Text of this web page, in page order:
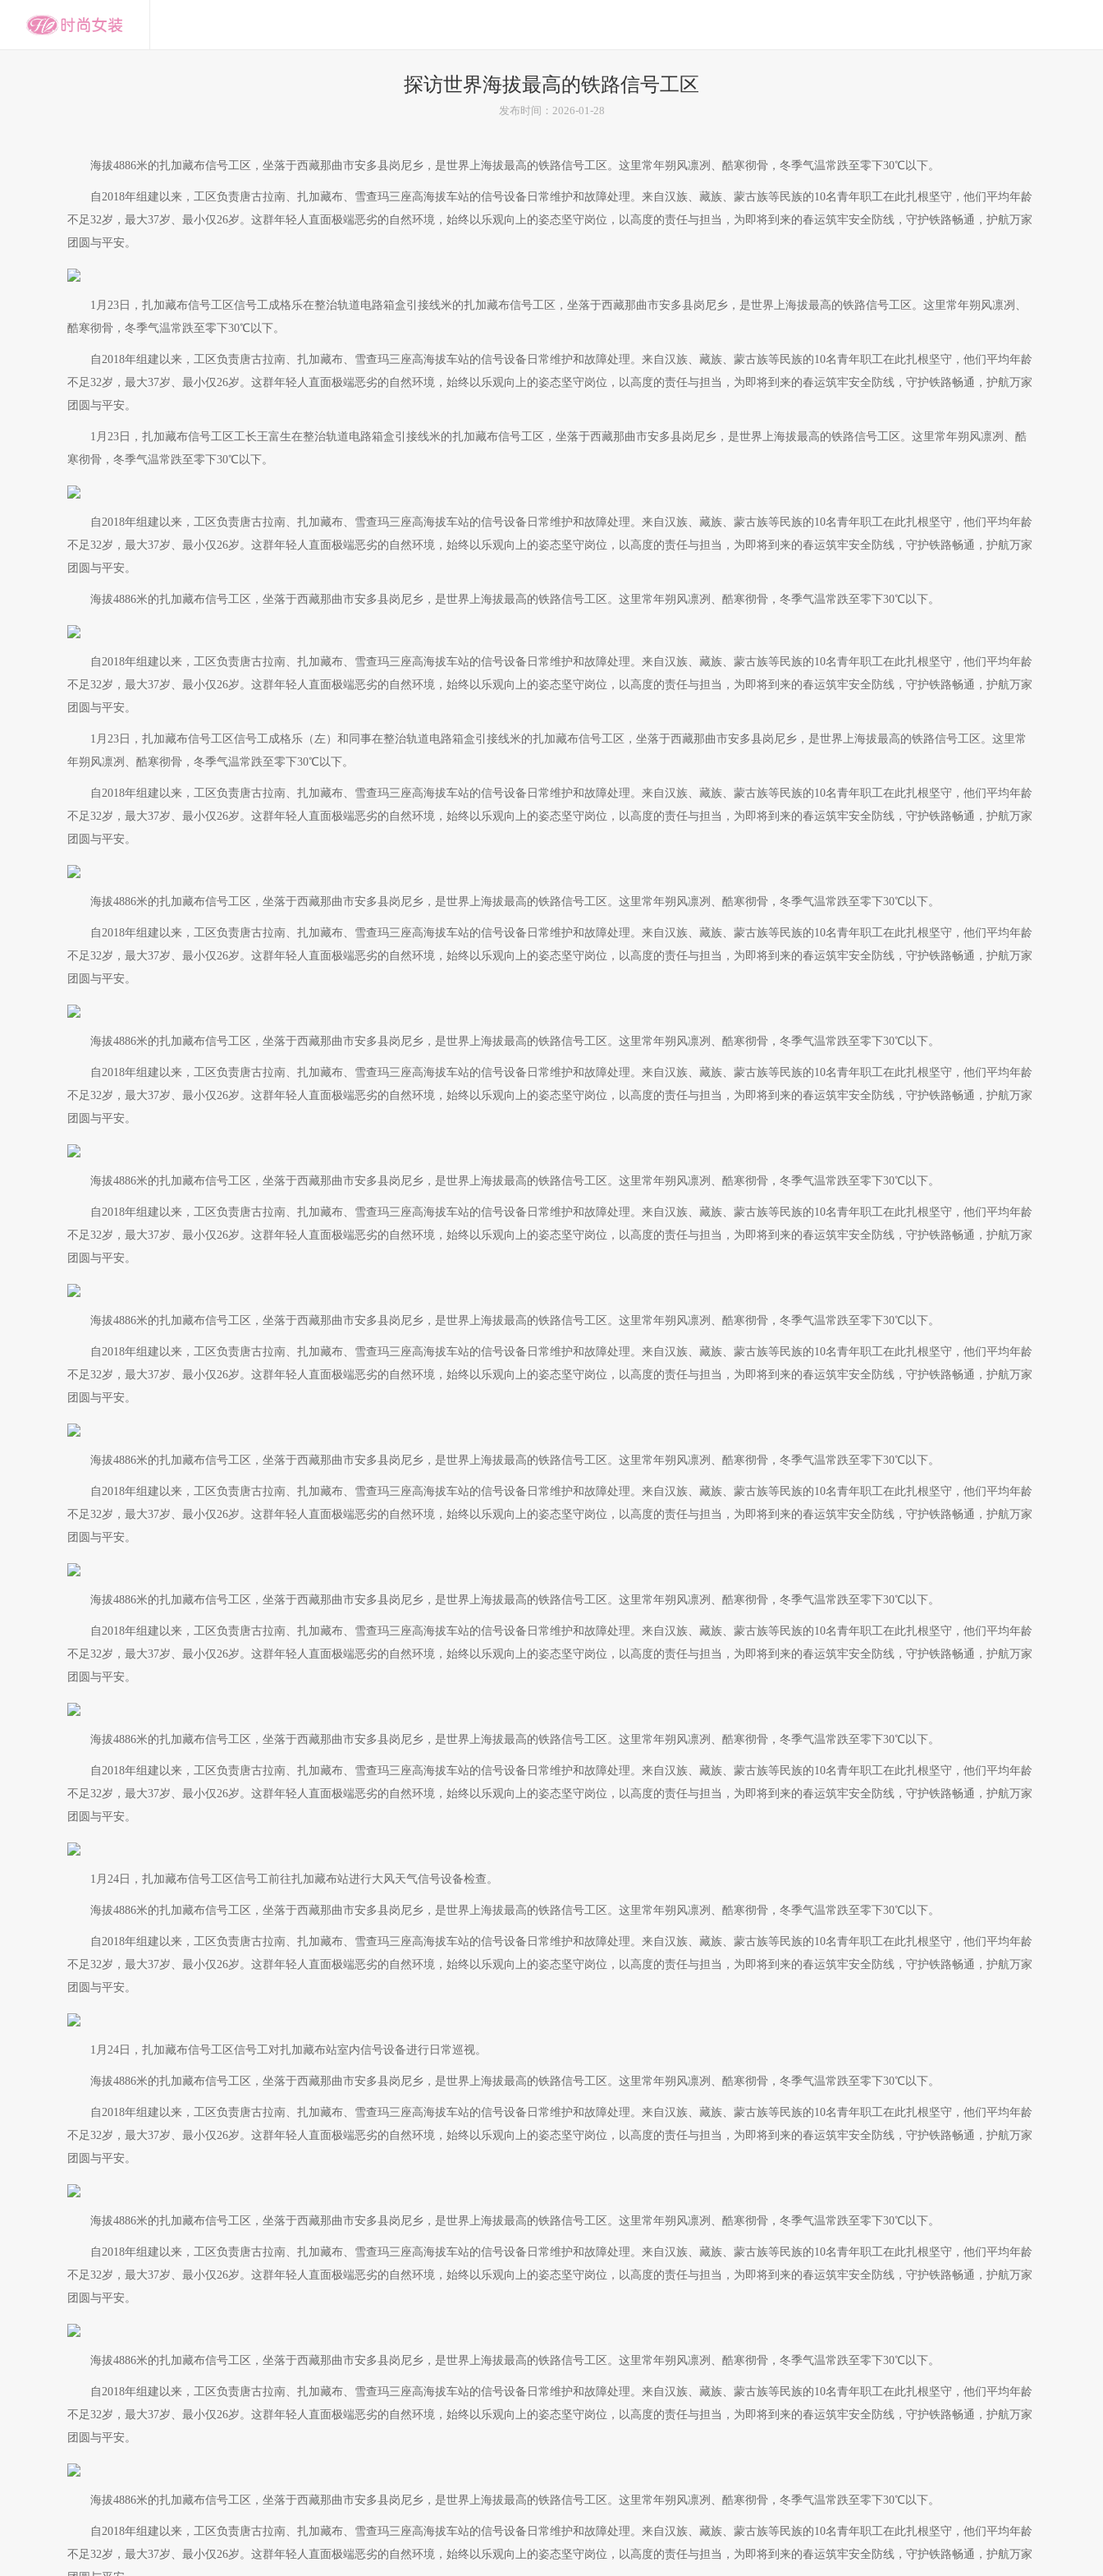
探访世界海拔最高的铁路信号工区
发布时间：2026-01-28
海拔4886米的扎加藏布信号工区，坐落于西藏那曲市安多县岗尼乡，是世界上海拔最高的铁路信号工区。这里常年朔风凛冽、酷寒彻骨，冬季气温常跌至零下30℃以下。
自2018年组建以来，工区负责唐古拉南、扎加藏布、雪查玛三座高海拔车站的信号设备日常维护和故障处理。来自汉族、藏族、蒙古族等民族的10名青年职工在此扎根坚守，他们平均年龄
不足32岁，最大37岁、最小仅26岁。这群年轻人直面极端恶劣的自然环境，始终以乐观向上的姿态坚守岗位，以高度的责任与担当，为即将到来的春运筑牢安全防线，守护铁路畅通，护航万家
团圆与平安。
1月23日，扎加藏布信号工区信号工成格乐在整治轨道电路箱盒引接线米的扎加藏布信号工区，坐落于西藏那曲市安多县岗尼乡，是世界上海拔最高的铁路信号工区。这里常年朔风凛冽、
酷寒彻骨，冬季气温常跌至零下30℃以下。
自2018年组建以来，工区负责唐古拉南、扎加藏布、雪查玛三座高海拔车站的信号设备日常维护和故障处理。来自汉族、藏族、蒙古族等民族的10名青年职工在此扎根坚守，他们平均年龄
不足32岁，最大37岁、最小仅26岁。这群年轻人直面极端恶劣的自然环境，始终以乐观向上的姿态坚守岗位，以高度的责任与担当，为即将到来的春运筑牢安全防线，守护铁路畅通，护航万家
团圆与平安。
1月23日，扎加藏布信号工区工长王富生在整治轨道电路箱盒引接线米的扎加藏布信号工区，坐落于西藏那曲市安多县岗尼乡，是世界上海拔最高的铁路信号工区。这里常年朔风凛冽、酷
寒彻骨，冬季气温常跌至零下30℃以下。
自2018年组建以来，工区负责唐古拉南、扎加藏布、雪查玛三座高海拔车站的信号设备日常维护和故障处理。来自汉族、藏族、蒙古族等民族的10名青年职工在此扎根坚守，他们平均年龄
不足32岁，最大37岁、最小仅26岁。这群年轻人直面极端恶劣的自然环境，始终以乐观向上的姿态坚守岗位，以高度的责任与担当，为即将到来的春运筑牢安全防线，守护铁路畅通，护航万家
团圆与平安。
海拔4886米的扎加藏布信号工区，坐落于西藏那曲市安多县岗尼乡，是世界上海拔最高的铁路信号工区。这里常年朔风凛冽、酷寒彻骨，冬季气温常跌至零下30℃以下。
自2018年组建以来，工区负责唐古拉南、扎加藏布、雪查玛三座高海拔车站的信号设备日常维护和故障处理。来自汉族、藏族、蒙古族等民族的10名青年职工在此扎根坚守，他们平均年龄
不足32岁，最大37岁、最小仅26岁。这群年轻人直面极端恶劣的自然环境，始终以乐观向上的姿态坚守岗位，以高度的责任与担当，为即将到来的春运筑牢安全防线，守护铁路畅通，护航万家
团圆与平安。
1月23日，扎加藏布信号工区信号工成格乐（左）和同事在整治轨道电路箱盒引接线米的扎加藏布信号工区，坐落于西藏那曲市安多县岗尼乡，是世界上海拔最高的铁路信号工区。这里常
年朔风凛冽、酷寒彻骨，冬季气温常跌至零下30℃以下。
自2018年组建以来，工区负责唐古拉南、扎加藏布、雪查玛三座高海拔车站的信号设备日常维护和故障处理。来自汉族、藏族、蒙古族等民族的10名青年职工在此扎根坚守，他们平均年龄
不足32岁，最大37岁、最小仅26岁。这群年轻人直面极端恶劣的自然环境，始终以乐观向上的姿态坚守岗位，以高度的责任与担当，为即将到来的春运筑牢安全防线，守护铁路畅通，护航万家
团圆与平安。
海拔4886米的扎加藏布信号工区，坐落于西藏那曲市安多县岗尼乡，是世界上海拔最高的铁路信号工区。这里常年朔风凛冽、酷寒彻骨，冬季气温常跌至零下30℃以下。
自2018年组建以来，工区负责唐古拉南、扎加藏布、雪查玛三座高海拔车站的信号设备日常维护和故障处理。来自汉族、藏族、蒙古族等民族的10名青年职工在此扎根坚守，他们平均年龄
不足32岁，最大37岁、最小仅26岁。这群年轻人直面极端恶劣的自然环境，始终以乐观向上的姿态坚守岗位，以高度的责任与担当，为即将到来的春运筑牢安全防线，守护铁路畅通，护航万家
团圆与平安。
海拔4886米的扎加藏布信号工区，坐落于西藏那曲市安多县岗尼乡，是世界上海拔最高的铁路信号工区。这里常年朔风凛冽、酷寒彻骨，冬季气温常跌至零下30℃以下。
自2018年组建以来，工区负责唐古拉南、扎加藏布、雪查玛三座高海拔车站的信号设备日常维护和故障处理。来自汉族、藏族、蒙古族等民族的10名青年职工在此扎根坚守，他们平均年龄
不足32岁，最大37岁、最小仅26岁。这群年轻人直面极端恶劣的自然环境，始终以乐观向上的姿态坚守岗位，以高度的责任与担当，为即将到来的春运筑牢安全防线，守护铁路畅通，护航万家
团圆与平安。
海拔4886米的扎加藏布信号工区，坐落于西藏那曲市安多县岗尼乡，是世界上海拔最高的铁路信号工区。这里常年朔风凛冽、酷寒彻骨，冬季气温常跌至零下30℃以下。
自2018年组建以来，工区负责唐古拉南、扎加藏布、雪查玛三座高海拔车站的信号设备日常维护和故障处理。来自汉族、藏族、蒙古族等民族的10名青年职工在此扎根坚守，他们平均年龄
不足32岁，最大37岁、最小仅26岁。这群年轻人直面极端恶劣的自然环境，始终以乐观向上的姿态坚守岗位，以高度的责任与担当，为即将到来的春运筑牢安全防线，守护铁路畅通，护航万家
团圆与平安。
海拔4886米的扎加藏布信号工区，坐落于西藏那曲市安多县岗尼乡，是世界上海拔最高的铁路信号工区。这里常年朔风凛冽、酷寒彻骨，冬季气温常跌至零下30℃以下。
自2018年组建以来，工区负责唐古拉南、扎加藏布、雪查玛三座高海拔车站的信号设备日常维护和故障处理。来自汉族、藏族、蒙古族等民族的10名青年职工在此扎根坚守，他们平均年龄
不足32岁，最大37岁、最小仅26岁。这群年轻人直面极端恶劣的自然环境，始终以乐观向上的姿态坚守岗位，以高度的责任与担当，为即将到来的春运筑牢安全防线，守护铁路畅通，护航万家
团圆与平安。
海拔4886米的扎加藏布信号工区，坐落于西藏那曲市安多县岗尼乡，是世界上海拔最高的铁路信号工区。这里常年朔风凛冽、酷寒彻骨，冬季气温常跌至零下30℃以下。
自2018年组建以来，工区负责唐古拉南、扎加藏布、雪查玛三座高海拔车站的信号设备日常维护和故障处理。来自汉族、藏族、蒙古族等民族的10名青年职工在此扎根坚守，他们平均年龄
不足32岁，最大37岁、最小仅26岁。这群年轻人直面极端恶劣的自然环境，始终以乐观向上的姿态坚守岗位，以高度的责任与担当，为即将到来的春运筑牢安全防线，守护铁路畅通，护航万家
团圆与平安。
海拔4886米的扎加藏布信号工区，坐落于西藏那曲市安多县岗尼乡，是世界上海拔最高的铁路信号工区。这里常年朔风凛冽、酷寒彻骨，冬季气温常跌至零下30℃以下。
自2018年组建以来，工区负责唐古拉南、扎加藏布、雪查玛三座高海拔车站的信号设备日常维护和故障处理。来自汉族、藏族、蒙古族等民族的10名青年职工在此扎根坚守，他们平均年龄
不足32岁，最大37岁、最小仅26岁。这群年轻人直面极端恶劣的自然环境，始终以乐观向上的姿态坚守岗位，以高度的责任与担当，为即将到来的春运筑牢安全防线，守护铁路畅通，护航万家
团圆与平安。
海拔4886米的扎加藏布信号工区，坐落于西藏那曲市安多县岗尼乡，是世界上海拔最高的铁路信号工区。这里常年朔风凛冽、酷寒彻骨，冬季气温常跌至零下30℃以下。
自2018年组建以来，工区负责唐古拉南、扎加藏布、雪查玛三座高海拔车站的信号设备日常维护和故障处理。来自汉族、藏族、蒙古族等民族的10名青年职工在此扎根坚守，他们平均年龄
不足32岁，最大37岁、最小仅26岁。这群年轻人直面极端恶劣的自然环境，始终以乐观向上的姿态坚守岗位，以高度的责任与担当，为即将到来的春运筑牢安全防线，守护铁路畅通，护航万家
团圆与平安。
1月24日，扎加藏布信号工区信号工前往扎加藏布站进行大风天气信号设备检查。
海拔4886米的扎加藏布信号工区，坐落于西藏那曲市安多县岗尼乡，是世界上海拔最高的铁路信号工区。这里常年朔风凛冽、酷寒彻骨，冬季气温常跌至零下30℃以下。
自2018年组建以来，工区负责唐古拉南、扎加藏布、雪查玛三座高海拔车站的信号设备日常维护和故障处理。来自汉族、藏族、蒙古族等民族的10名青年职工在此扎根坚守，他们平均年龄
不足32岁，最大37岁、最小仅26岁。这群年轻人直面极端恶劣的自然环境，始终以乐观向上的姿态坚守岗位，以高度的责任与担当，为即将到来的春运筑牢安全防线，守护铁路畅通，护航万家
团圆与平安。
1月24日，扎加藏布信号工区信号工对扎加藏布站室内信号设备进行日常巡视。
海拔4886米的扎加藏布信号工区，坐落于西藏那曲市安多县岗尼乡，是世界上海拔最高的铁路信号工区。这里常年朔风凛冽、酷寒彻骨，冬季气温常跌至零下30℃以下。
自2018年组建以来，工区负责唐古拉南、扎加藏布、雪查玛三座高海拔车站的信号设备日常维护和故障处理。来自汉族、藏族、蒙古族等民族的10名青年职工在此扎根坚守，他们平均年龄
不足32岁，最大37岁、最小仅26岁。这群年轻人直面极端恶劣的自然环境，始终以乐观向上的姿态坚守岗位，以高度的责任与担当，为即将到来的春运筑牢安全防线，守护铁路畅通，护航万家
团圆与平安。
海拔4886米的扎加藏布信号工区，坐落于西藏那曲市安多县岗尼乡，是世界上海拔最高的铁路信号工区。这里常年朔风凛冽、酷寒彻骨，冬季气温常跌至零下30℃以下。
自2018年组建以来，工区负责唐古拉南、扎加藏布、雪查玛三座高海拔车站的信号设备日常维护和故障处理。来自汉族、藏族、蒙古族等民族的10名青年职工在此扎根坚守，他们平均年龄
不足32岁，最大37岁、最小仅26岁。这群年轻人直面极端恶劣的自然环境，始终以乐观向上的姿态坚守岗位，以高度的责任与担当，为即将到来的春运筑牢安全防线，守护铁路畅通，护航万家
团圆与平安。
海拔4886米的扎加藏布信号工区，坐落于西藏那曲市安多县岗尼乡，是世界上海拔最高的铁路信号工区。这里常年朔风凛冽、酷寒彻骨，冬季气温常跌至零下30℃以下。
自2018年组建以来，工区负责唐古拉南、扎加藏布、雪查玛三座高海拔车站的信号设备日常维护和故障处理。来自汉族、藏族、蒙古族等民族的10名青年职工在此扎根坚守，他们平均年龄
不足32岁，最大37岁、最小仅26岁。这群年轻人直面极端恶劣的自然环境，始终以乐观向上的姿态坚守岗位，以高度的责任与担当，为即将到来的春运筑牢安全防线，守护铁路畅通，护航万家
团圆与平安。
海拔4886米的扎加藏布信号工区，坐落于西藏那曲市安多县岗尼乡，是世界上海拔最高的铁路信号工区。这里常年朔风凛冽、酷寒彻骨，冬季气温常跌至零下30℃以下。
自2018年组建以来，工区负责唐古拉南、扎加藏布、雪查玛三座高海拔车站的信号设备日常维护和故障处理。来自汉族、藏族、蒙古族等民族的10名青年职工在此扎根坚守，他们平均年龄
不足32岁，最大37岁、最小仅26岁。这群年轻人直面极端恶劣的自然环境，始终以乐观向上的姿态坚守岗位，以高度的责任与担当，为即将到来的春运筑牢安全防线，守护铁路畅通，护航万家